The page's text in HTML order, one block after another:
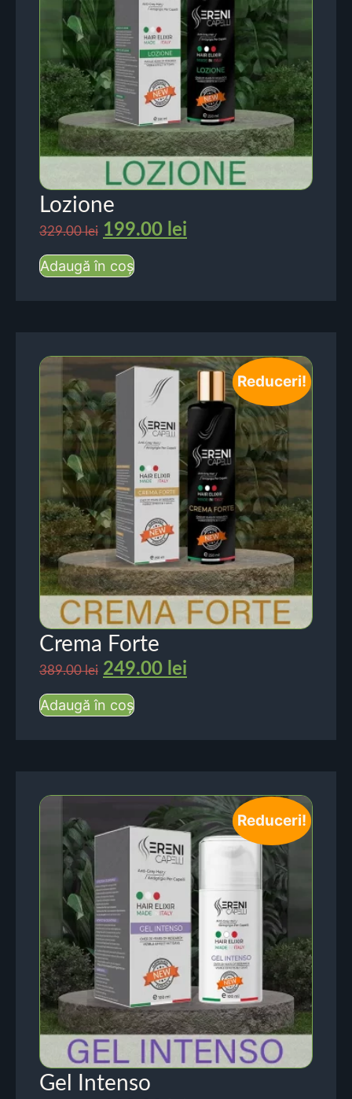
Lozione
329.00lei 199.00 lei
Adaugă în coș
Reduceri!
Crema Forte
389.00lei 249.00 lei
Adaugă în coș
Reduceri!
Gel Intenso